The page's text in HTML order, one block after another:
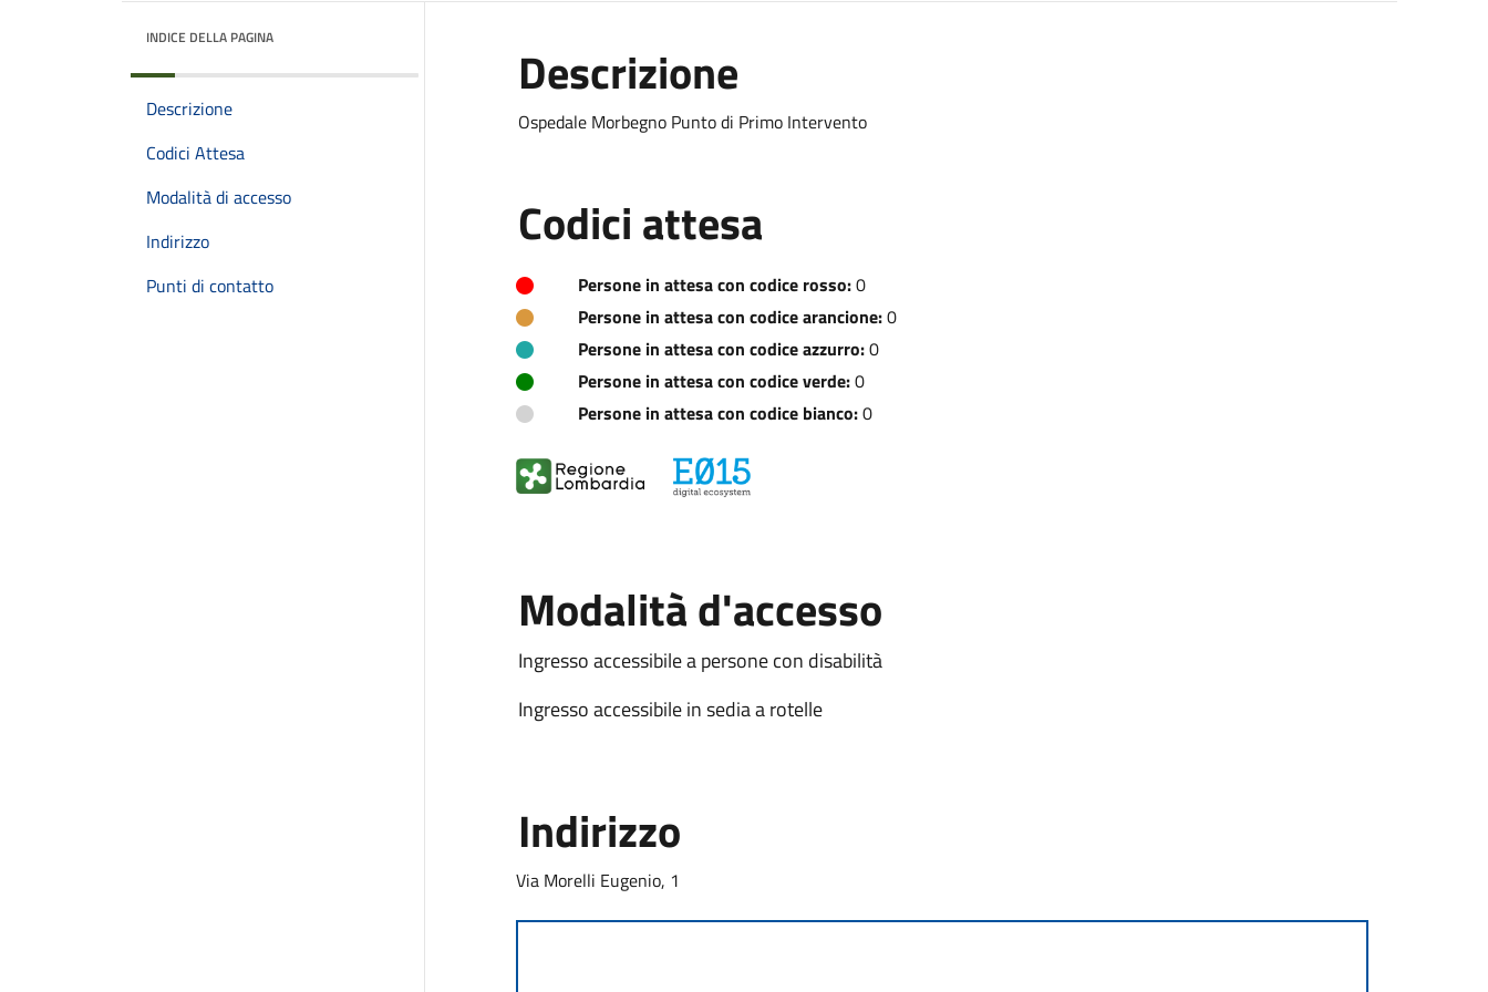
INDICE DELLA PAGINA
Descrizione
Codici Attesa
Modalità di accesso
Indirizzo
Punti di contatto
Descrizione
Ospedale Morbegno Punto di Primo Intervento
Codici attesa
Persone in attesa con codice rosso:0
Persone in attesa con codice arancione:0
Persone in attesa con codice azzurro:0
Persone in attesa con codice verde:0
Persone in attesa con codice bianco:0
Modalità d'accesso
Ingresso accessibile a persone con disabilità
Ingresso accessibile in sedia a rotelle
Indirizzo
Via Morelli Eugenio, 1